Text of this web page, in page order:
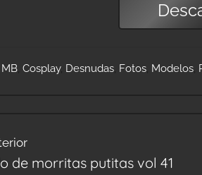
, Cosplay, Desnudas, Fotos, Modelos,
de morritas putitas vol 41